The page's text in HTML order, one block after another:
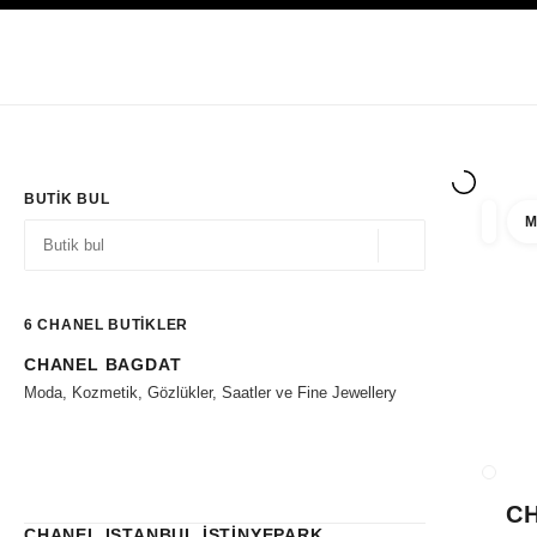
BUTIK BUL
6 CHANEL BUTİKLER
Filtrelere git
CHANEL BAGDAT
Moda, Kozmetik, Gözlükler, Saatler ve Fine Jewellery
filtre